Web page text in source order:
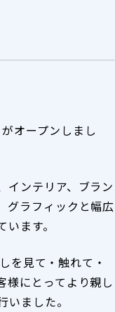
オープンしまし
インテリア、ブラン
グラフィックと幅広
ます。
を見て・触れて・
様にとってより親し
ました。